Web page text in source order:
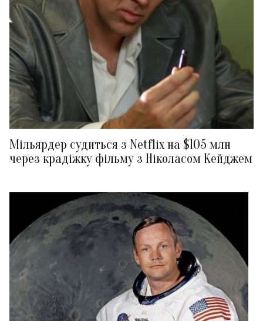
Мільярдер судиться з Netflix на $105 млн
через крадіжку фільму з Ніколасом Кейджем